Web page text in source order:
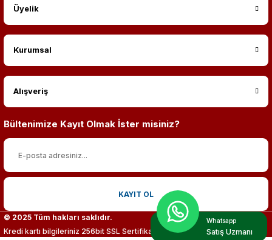
Üyelik
Kurumsal
Alışveriş
Bültenimize Kayıt Olmak İster misiniz?
KAYIT OL
© 2025 Tüm hakları saklıdır.
Kredi kartı bilgileriniz 256bit SSL Sertifikası ile %100 koruma altındadır.
Whatsapp
Satış Uzmanı